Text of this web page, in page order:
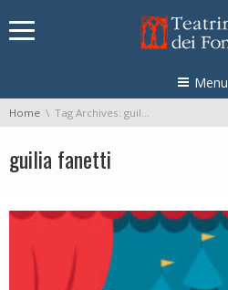
Menu
You are here:
Home Tag Archives: guilia fanetti
guilia fanetti